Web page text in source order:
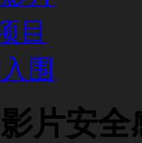
目
围
片安全